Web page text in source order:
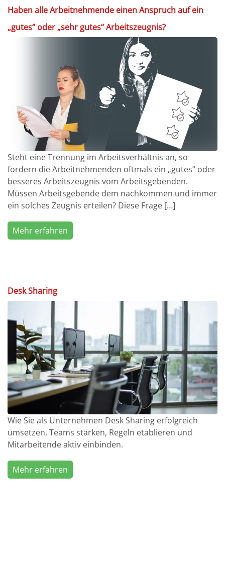
Haben alle Arbeitnehmende einen Anspruch auf ein
„gutes“ oder „sehr gutes“ Arbeitszeugnis?
Steht eine Trennung im Arbeitsverhältnis an, so
fordern die Arbeitnehmenden oftmals ein „gutes“ oder
besseres Arbeitszeugnis vom Arbeitsgebenden.
Müssen Arbeitsgebende dem nachkommen und immer
ein solches Zeugnis erteilen? Diese Frage […]
Mehr erfahren
Desk Sharing
Wie Sie als Unternehmen Desk Sharing erfolgreich
umsetzen, Teams stärken, Regeln etablieren und
Mitarbeitende aktiv einbinden.
Mehr erfahren